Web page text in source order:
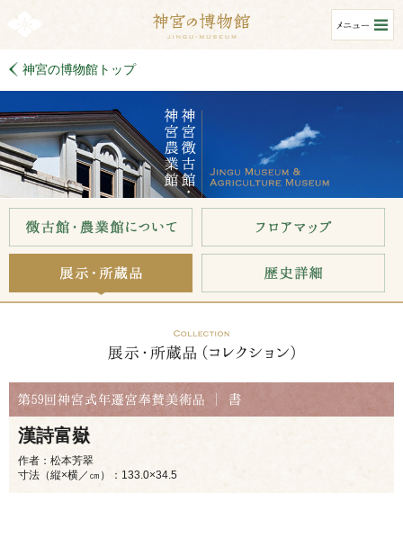
神宮の博物館トップ
漢詩富嶽
作者：松本芳翠
寸法（縦×横／㎝）：133.0×34.5